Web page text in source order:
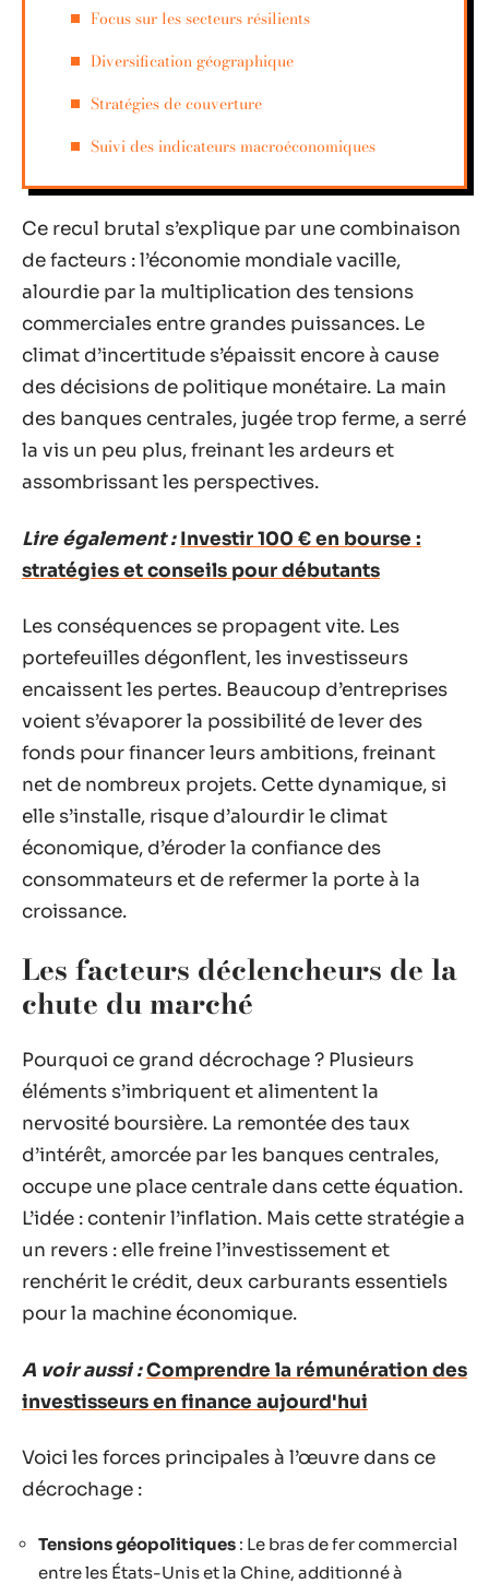
Focus sur les secteurs résilients
Diversification géographique
Stratégies de couverture
Suivi des indicateurs macroéconomiques
Ce recul brutal s’explique par une combinaison
de facteurs : l’économie mondiale vacille,
alourdie par la multiplication des tensions
commerciales entre grandes puissances. Le
climat d’incertitude s’épaissit encore à cause
des décisions de politique monétaire. La main
des banques centrales, jugée trop ferme, a serré
la vis un peu plus, freinant les ardeurs et
assombrissant les perspectives.
Lire également : Investir 100 € en bourse :
stratégies et conseils pour débutants
Les conséquences se propagent vite. Les
portefeuilles dégonflent, les investisseurs
encaissent les pertes. Beaucoup d’entreprises
voient s’évaporer la possibilité de lever des
fonds pour financer leurs ambitions, freinant
net de nombreux projets. Cette dynamique, si
elle s’installe, risque d’alourdir le climat
économique, d’éroder la confiance des
consommateurs et de refermer la porte à la
croissance.
Les facteurs déclencheurs de la
chute du marché
Pourquoi ce grand décrochage ? Plusieurs
éléments s’imbriquent et alimentent la
nervosité boursière. La remontée des taux
d’intérêt, amorcée par les banques centrales,
occupe une place centrale dans cette équation.
L’idée : contenir l’inflation. Mais cette stratégie a
un revers : elle freine l’investissement et
renchérit le crédit, deux carburants essentiels
pour la machine économique.
A voir aussi :Comprendre la rémunération des
investisseurs en finance aujourd'hui
Voici les forces principales à l’œuvre dans ce
décrochage :
Tensions géopolitiques : Le bras de fer commercial
entre les États-Unis et la Chine, additionné à